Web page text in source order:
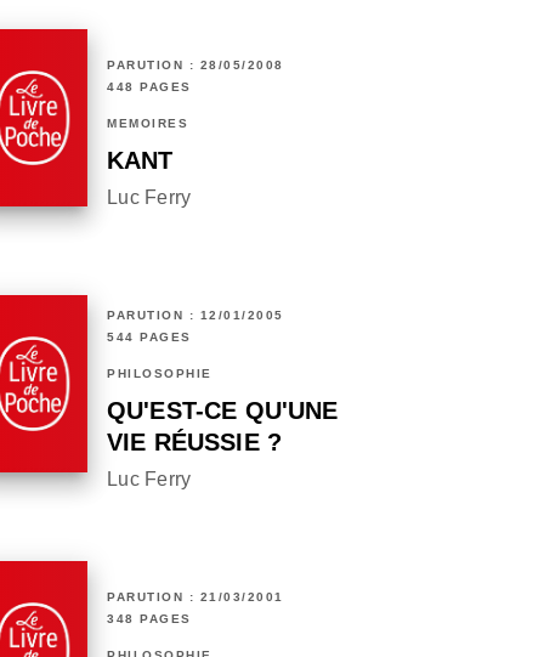
PARUTION : 28/05/2008
448 PAGES
MÉMOIRES
KANT
Luc Ferry
PARUTION : 12/01/2005
544 PAGES
PHILOSOPHIE
QU'EST-CE QU'UNE
VIE RÉUSSIE ?
Luc Ferry
PARUTION : 21/03/2001
348 PAGES